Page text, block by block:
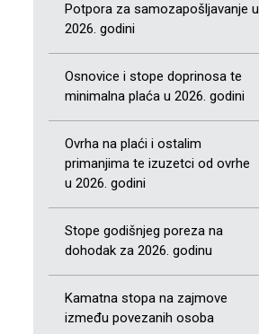
Potpora za samozapošljavanje u
2026. godini
Osnovice i stope doprinosa te
minimalna plaća u 2026. godini
Ovrha na plaći i ostalim
primanjima te izuzetci od ovrhe
u 2026. godini
Stope godišnjeg poreza na
dohodak za 2026. godinu
Kamatna stopa na zajmove
između povezanih osoba